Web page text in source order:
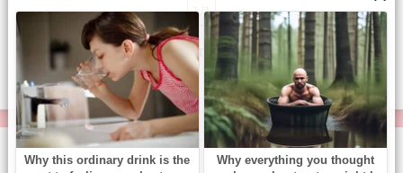
1/1
Перейти на страницу:
© https://vse-knigi.org